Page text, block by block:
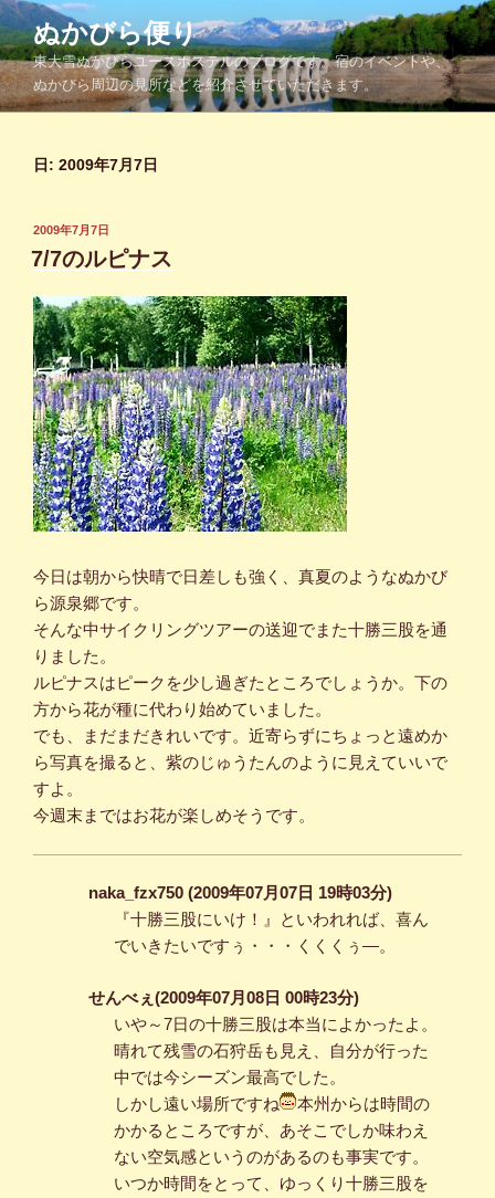
コ
ン
テ
ン
ツ
ぬかびら便り
東大雪ぬかびらユースホステルのブログです。宿のイベントや、
ぬかびら周辺の見所などを紹介させていただきます。
日: 2009年7月7日
投
稿
日:
2009年7月7日
7/7のルピナス
今日は朝から快晴で日差しも強く、真夏のようなぬかび
ら源泉郷です。
そんな中サイクリングツアーの送迎でまた十勝三股を通
りました。
ルピナスはピークを少し過ぎたところでしょうか。下の
方から花が種に代わり始めていました。
でも、まだまだきれいです。近寄らずにちょっと遠めか
ら写真を撮ると、紫のじゅうたんのように見えていいで
すよ。
今週末まではお花が楽しめそうです。
naka_fzx750 (2009年07月07日 19時03分)
『十勝三股にいけ！』といわれれば、喜ん
でいきたいですぅ・・・くくくぅ―。
せんべぇ(2009年07月08日 00時23分)
いや～7日の十勝三股は本当によかったよ。
晴れて残雪の石狩岳も見え、自分が行った
中では今シーズン最高でした。
しかし遠い場所ですね
本州からは時間の
かかるところですが、あそこでしか味わえ
ない空気感というのがあるのも事実です。
いつか時間をとって、ゆっくり十勝三股を